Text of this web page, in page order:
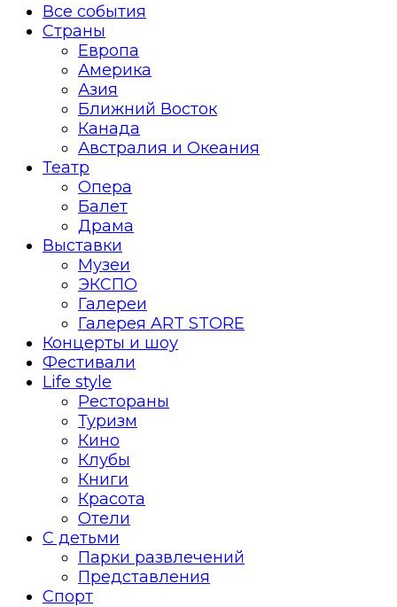
Все события
Страны
Европа
Америка
Азия
Ближний Восток
Канада
Австралия и Океания
Театр
Опера
Балет
Драма
Выставки
Музеи
ЭКСПО
Галереи
Галерея ART STORE
Концерты и шоу
Фестивали
Life style
Рестораны
Туризм
Кино
Клубы
Книги
Красота
Отели
С детьми
Парки развлечений
Представления
Спорт